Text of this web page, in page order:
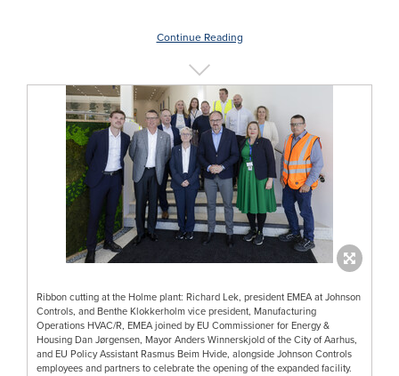
Continue Reading
Ribbon cutting at the Holme plant: Richard Lek, president EMEA at Johnson
Controls, and Benthe Klokkerholm vice president, Manufacturing
Operations HVAC/R, EMEA joined by EU Commissioner for Energy &
Housing Dan Jørgensen, Mayor Anders Winnerskjold of the City of Aarhus,
and EU Policy Assistant Rasmus Beim Hvide, alongside Johnson Controls
employees and partners to celebrate the opening of the expanded facility.